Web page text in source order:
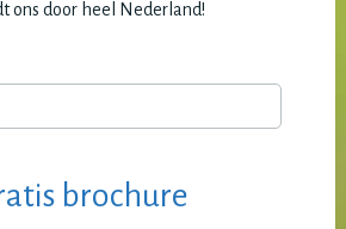
ons door heel Nederland!
brochure